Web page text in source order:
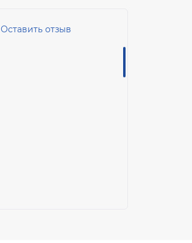
Оставить отзыв